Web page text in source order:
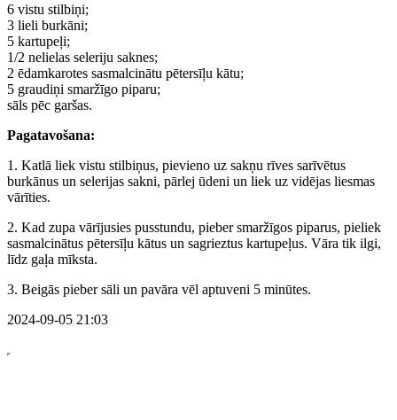
6 vistu stilbiņi;
3 lieli burkāni;
5 kartupeļi;
1/2 nelielas seleriju saknes;
2 ēdamkarotes sasmalcinātu pētersīļu kātu;
5 graudiņi smaržīgo piparu;
sāls pēc garšas.
Pagatavošana:
1. Katlā liek vistu stilbiņus, pievieno uz sakņu rīves sarīvētus
burkānus un selerijas sakni, pārlej ūdeni un liek uz vidējas liesmas
vārīties.
2. Kad zupa vārījusies pusstundu, pieber smaržīgos piparus, pieliek
sasmalcinātus pētersīļu kātus un sagrieztus kartupeļus. Vāra tik ilgi,
līdz gaļa mīksta.
3. Beigās pieber sāli un pavāra vēl aptuveni 5 minūtes.
2024-09-05 21:03